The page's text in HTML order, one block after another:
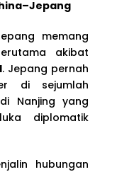
memang
akibat
. Jepang pernah
di sejumlah
Nanjing yang
diplomatik
hubungan